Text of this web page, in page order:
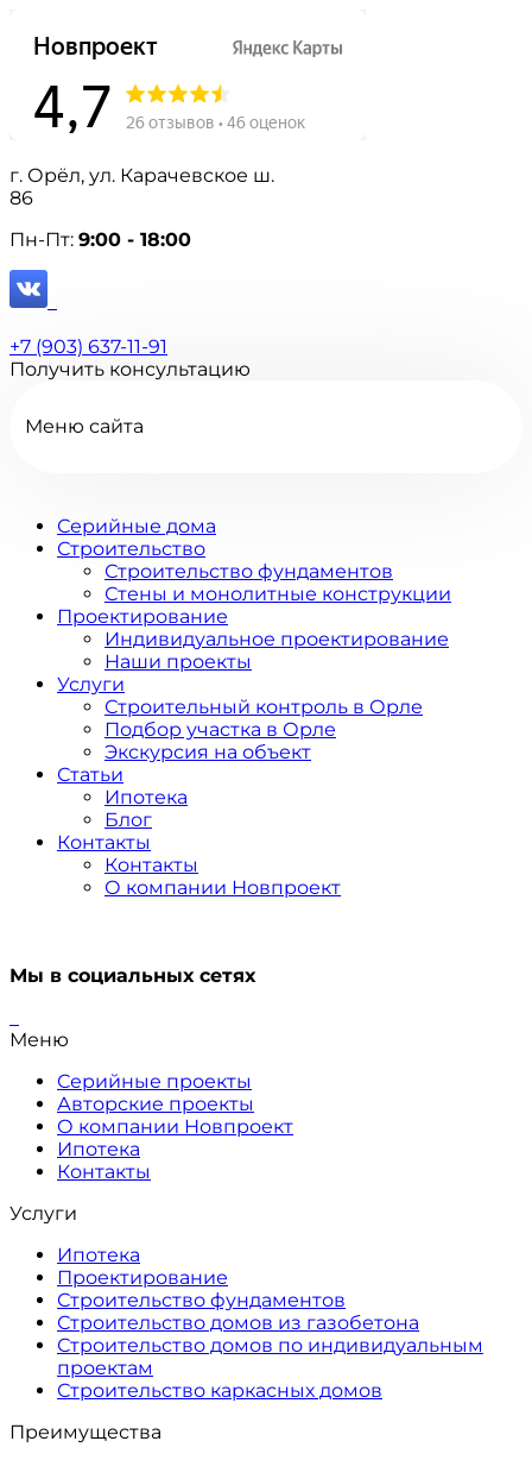
г. Орёл, ул. Карачевское ш.
86
Пн-Пт: 9:00 - 18:00
+7 (903) 637-11-91
Получить консультацию
Меню сайта
Серийные дома
Строительство
Строительство фундаментов
Стены и монолитные конструкции
Проектирование
Индивидуальное проектирование
Наши проекты
Услуги
Строительный контроль в Орле
Подбор участка в Орле
Экскурсия на объект
Статьи
Ипотека
Блог
Контакты
Контакты
О компании Новпроект
Мы в социальных сетях
Меню
Серийные проекты
Авторские проекты
О компании Новпроект
Ипотека
Контакты
Услуги
Ипотека
Проектирование
Строительство фундаментов
Строительство домов из газобетона
Строительство домов по индивидуальным
проектам
Строительство каркасных домов
Преимущества